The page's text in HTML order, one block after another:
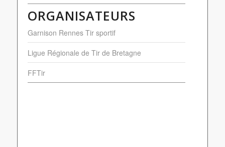
ORGANISATEURS
Garnison Rennes Tir sportif
Ligue Régionale de Tir de Bretagne
FFTir